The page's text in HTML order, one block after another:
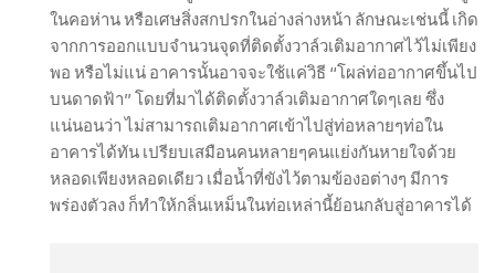
ในคอห่าน หรือเศษสิ่งสกปรกในอ่างล่างหน้า ลักษณะเช่นนี้ เกิด
จากการออกแบบจำนวนจุดที่ติดตั้งวาล์วเติมอากาศไว้ไม่เพียง
พอ หรือไม่แน่ อาคารนั้นอาจจะใช้แค่วิธี “โผล่ท่ออากาศขึ้นไป
บนดาดฟ้า” โดยที่มาได้ติดตั้งวาล์วเติมอากาศใดๆเลย ซึ่ง
แน่นอนว่า ไม่สามารถเติมอากาศเข้าไปสู่ท่อหลายๆท่อใน
อาคารได้ทัน เปรียบเสมือนคนหลายๆคนแย่งกันหายใจด้วย
หลอดเพียงหลอดเดียว เมื่อน้ำที่ขังไว้ตามข้องอต่างๆ มีการ
พร่องตัวลง ก็ทำให้กลิ่นเหม็นในท่อเหล่านี้ย้อนกลับสู่อาคารได้